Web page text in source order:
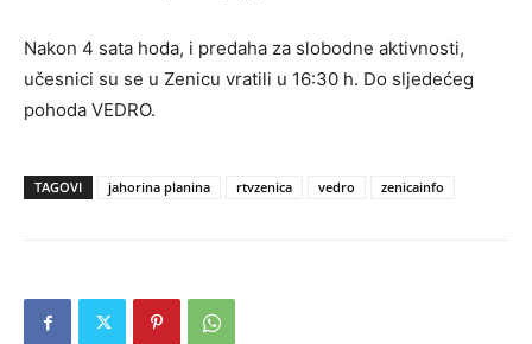
Nakon 4 sata hoda, i predaha za slobodne aktivnosti,
učesnici su se u Zenicu vratili u 16:30 h. Do sljedećeg
pohoda VEDRO.
TAGOVI jahorina planina rtvzenica vedro zenicainfo